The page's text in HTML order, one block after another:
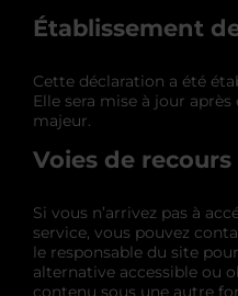
Établissement
Cette déclaration a été
Elle sera mise à jour
majeur.
Voies de recours
Si vous n’arrivez pas à
service, vous pouvez
le responsable du site
alternative accessible ou
contenu sous une autre